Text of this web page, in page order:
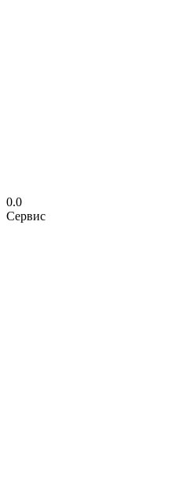
0.0
Сервис